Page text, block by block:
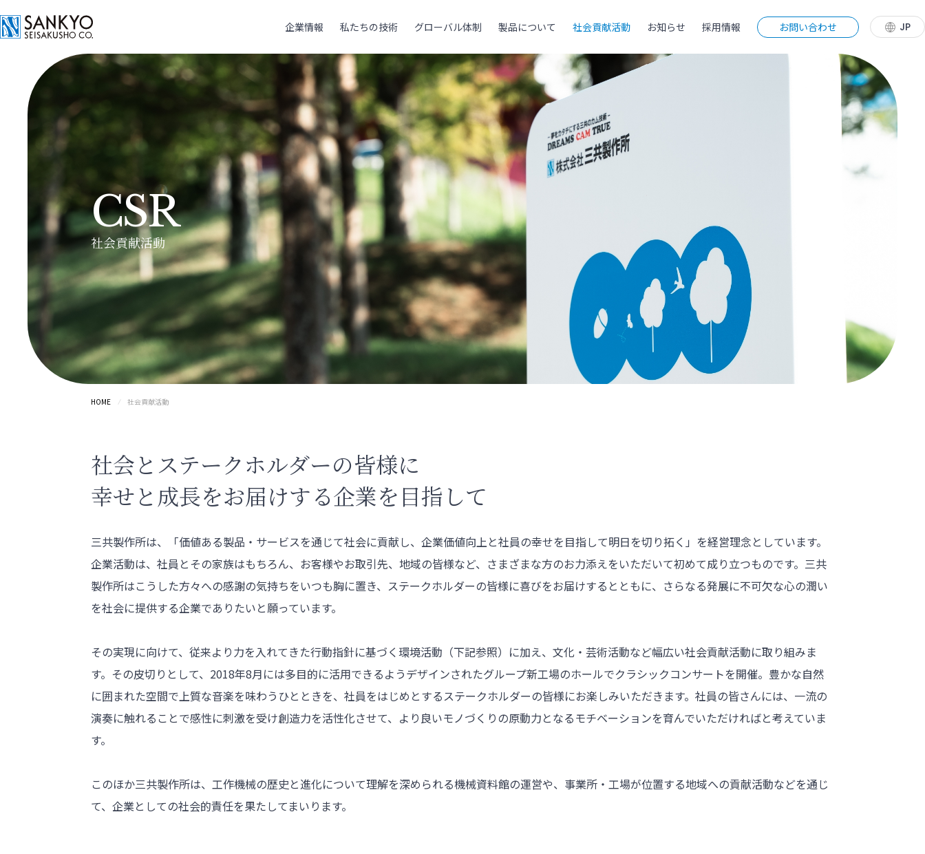
企業情報
COMPANY
企業情報
企業情報トップ
トップメッセージ
会社概要
三共製作所の歩み／沿革
私たちの技術
TECHNOLOGY
私たちの技術
私たちの技術トップ
未来に向けた技術のあくなき挑戦
グローバル体制
GLOBAL
グローバル体制
グローバル体制トップ
販売・サービス拠点
製品について
PRODUCTS
製品について
製品についてトップ
製品情報
機種選定システム
社会貢献活動
CSR
社会貢献活動
社会貢献活動トップ
工作機械資料館
お知らせ 採用情報 お問い合わせ JP
CN
CSR
社会貢献活動
HOME 社会貢献活動
社会とステークホルダーの皆様に
幸せと成長をお届けする企業を目指して
三共製作所は、「価値ある製品・サービスを通じて社会に貢献し、企業価値向上と社員の幸せを目指して明日を切り拓く」を経営理念としています。
企業活動は、社員とその家族はもちろん、お客様やお取引先、地域の皆様など、さまざまな方のお力添えをいただいて初めて成り立つものです。三共
製作所はこうした方々への感謝の気持ちをいつも胸に置き、ステークホルダーの皆様に喜びをお届けするとともに、さらなる発展に不可欠な心の潤い
を社会に提供する企業でありたいと願っています。
その実現に向けて、従来より力を入れてきた行動指針に基づく環境活動（下記参照）に加え、文化・芸術活動など幅広い社会貢献活動に取り組みま
す。その皮切りとして、2018年8月には多目的に活用できるようデザインされたグループ新工場のホールでクラシックコンサートを開催。豊かな自然
に囲まれた空間で上質な音楽を味わうひとときを、社員をはじめとするステークホルダーの皆様にお楽しみいただきます。社員の皆さんには、一流の
演奏に触れることで感性に刺激を受け創造力を活性化させて、より良いモノづくりの原動力となるモチベーションを育んでいただければと考えていま
す。
このほか三共製作所は、工作機械の歴史と進化について理解を深められる機械資料館の運営や、事業所・工場が位置する地域への貢献活動などを通じ
て、企業としての社会的責任を果たしてまいります。